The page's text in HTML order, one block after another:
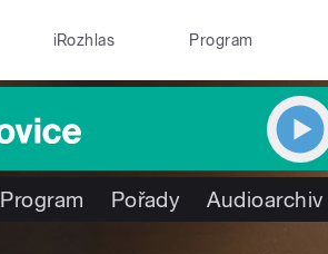
iRozhlas Program
Program Pořady Audioarchiv